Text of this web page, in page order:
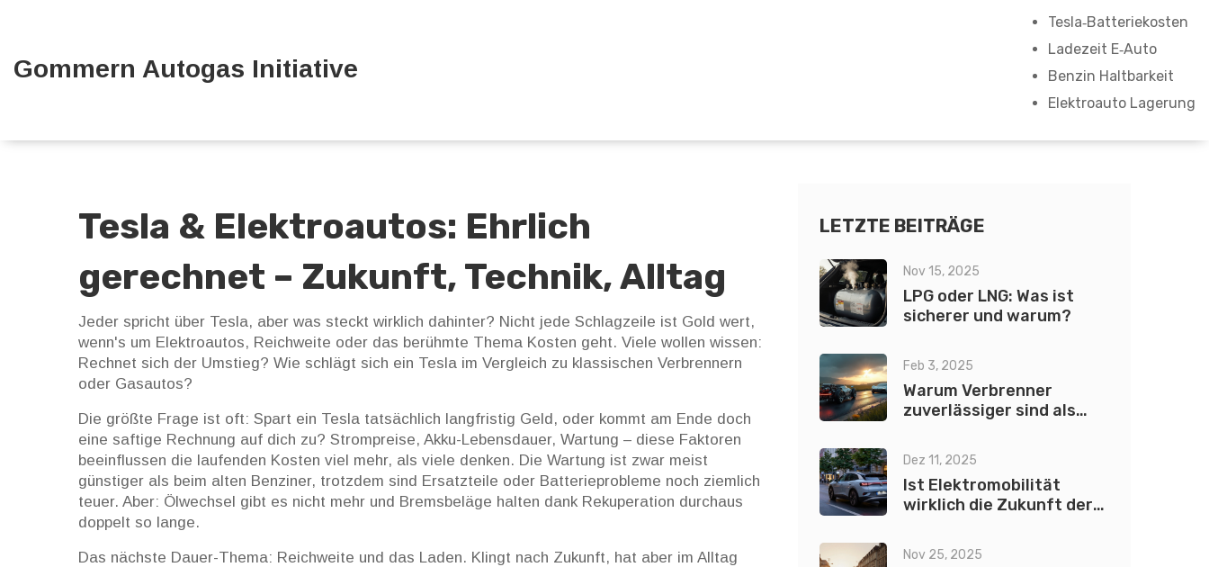
Gommern Autogas Initiative
Tesla‑Batteriekosten
Ladezeit E‑Auto
Benzin Haltbarkeit
Elektroauto Lagerung
Tesla & Elektroautos: Ehrlich
gerechnet – Zukunft, Technik, Alltag
Jeder spricht über Tesla, aber was steckt wirklich dahinter? Nicht jede Schlagzeile ist Gold wert,
wenn's um Elektroautos, Reichweite oder das berühmte Thema Kosten geht. Viele wollen wissen:
Rechnet sich der Umstieg? Wie schlägt sich ein Tesla im Vergleich zu klassischen Verbrennern
oder Gasautos?
Die größte Frage ist oft: Spart ein Tesla tatsächlich langfristig Geld, oder kommt am Ende doch
eine saftige Rechnung auf dich zu? Strompreise, Akku-Lebensdauer, Wartung – diese Faktoren
beeinflussen die laufenden Kosten viel mehr, als viele denken. Die Wartung ist zwar meist
günstiger als beim alten Benziner, trotzdem sind Ersatzteile oder Batterieprobleme noch ziemlich
teuer. Aber: Ölwechsel gibt es nicht mehr und Bremsbeläge halten dank Rekuperation durchaus
doppelt so lange.
Das nächste Dauer-Thema: Reichweite und das Laden. Klingt nach Zukunft, hat aber im Alltag
LETZTE BEITRÄGE
Nov 15, 2025
LPG oder LNG: Was ist
sicherer und warum?
Feb 3, 2025
Warum Verbrenner
zuverlässiger sind als
Dez 11, 2025
Ist Elektromobilität
wirklich die Zukunft der
Nov 25, 2025